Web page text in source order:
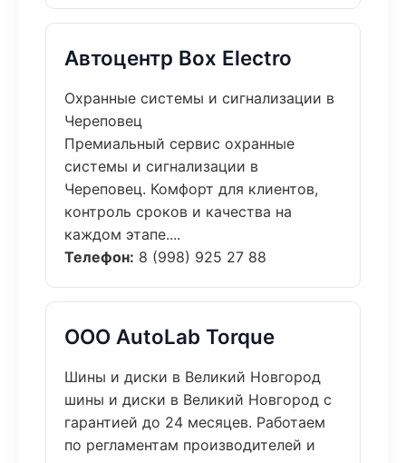
Автоцентр Box Electro
Охранные системы и сигнализации в
Череповец
Премиальный сервис охранные
системы и сигнализации в
Череповец. Комфорт для клиентов,
контроль сроков и качества на
каждом этапе....
Телефон: 8 (998) 925 27 88
ООО AutoLab Torque
Шины и диски в Великий Новгород
шины и диски в Великий Новгород с
гарантией до 24 месяцев. Работаем
по регламентам производителей и